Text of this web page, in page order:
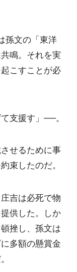
孫文の「東洋
鳴。それを実
こすことが必
支援す」──。
せるために事
束したのだ。
吉は必死で物
供した。しか
挫し、孫文は
多額の懸賞金